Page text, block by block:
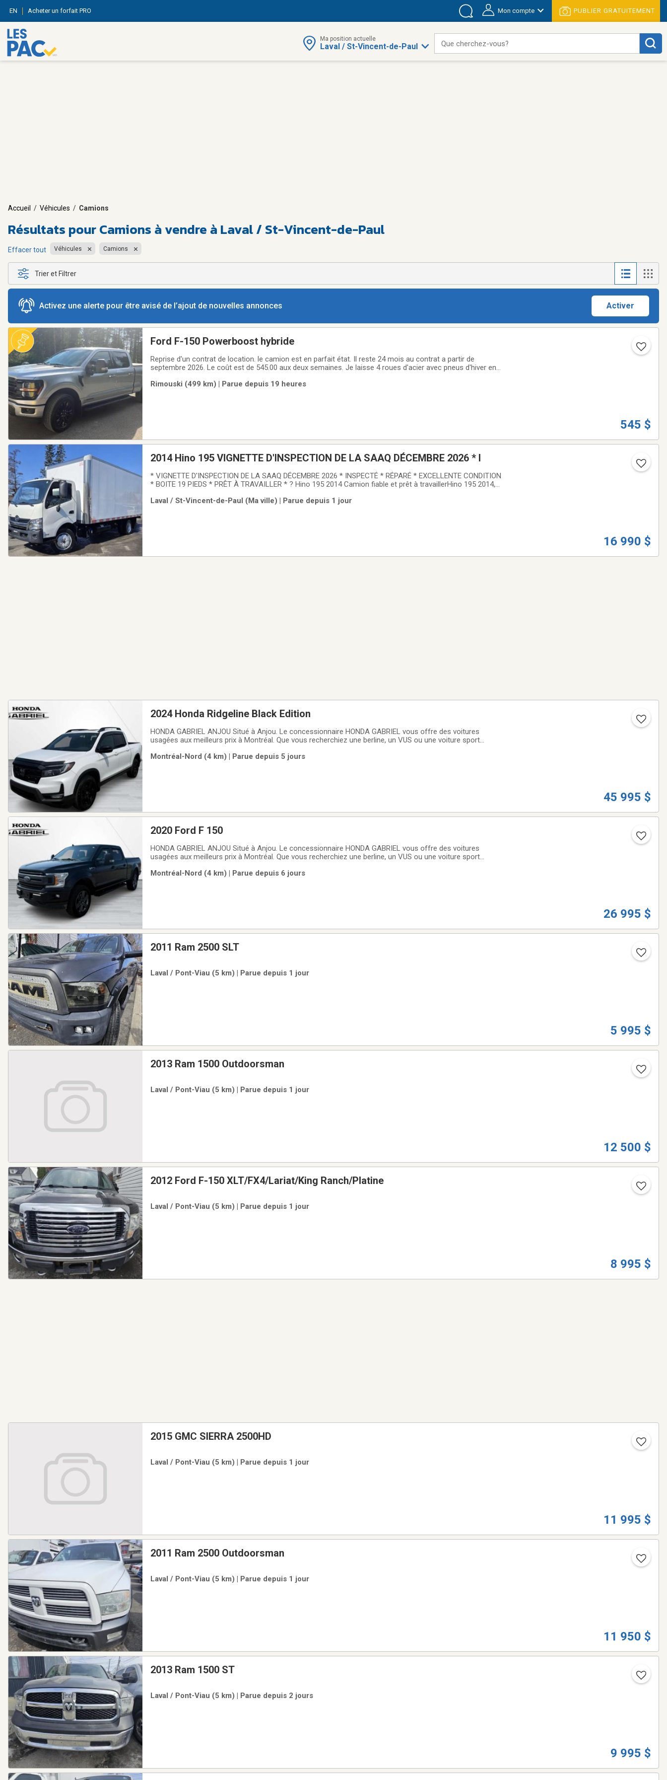
EN Acheter un forfait PRO Mon compte PUBLIER GRATUITEMENT
Ma position actuelle
Laval / St-Vincent-de-Paul Que cherchez-vous?
Accueil / Véhicules / Camions
Résultats pourCamions à vendre à Laval / St-Vincent-de-Paul
Effacer tout Véhicules Camions
Trier et Filtrer
Activez une alerte pour être avisé de l’ajout de nouvelles annonces Activer
Ford F-150 Powerboost hybride
Reprise d'un contrat de location. le camion est en parfait état. Il reste 24 mois au contrat a partir de
septembre 2026. Le coût est de 545.00 aux deux semaines. Je laisse 4 roues d'acier avec pneus d'hiver en
premier mois de location.
Rimouski (499 km) | Parue depuis 19 heures
545 $
2014 Hino 195 VIGNETTE D'INSPECTION DE LA SAAQ DÉCEMBRE 2026 * I
* VIGNETTE D'INSPECTION DE LA SAAQ DÉCEMBRE 2026 * INSPECTÉ * RÉPARÉ * EXCELLENTE CONDITION
* BOITE 19 PIEDS * PRÊT À TRAVAILLER * ? Hino 195 2014 Camion fiable et prêt à travaillerHino 195 2014,
livraison, le transport régional ou une
Laval / St-Vincent-de-Paul (Ma ville) | Parue depuis 1 jour
16 990 $
2024 Honda Ridgeline Black Edition
HONDA GABRIEL ANJOU Situé à Anjou. Le concessionnaire HONDA GABRIEL vous offre des voitures
usagées aux meilleurs prix à Montréal. Que vous recherchiez une berline, un VUS ou une voiture sport
notre succursale ou magasinez en ligne, vous y
Montréal-Nord (4 km) | Parue depuis 5 jours
45 995 $
2020 Ford F 150
HONDA GABRIEL ANJOU Situé à Anjou. Le concessionnaire HONDA GABRIEL vous offre des voitures
usagées aux meilleurs prix à Montréal. Que vous recherchiez une berline, un VUS ou une voiture sport
notre succursale ou magasinez en ligne, vous y
Montréal-Nord (4 km) | Parue depuis 6 jours
26 995 $
2011 Ram 2500 SLT
Laval / Pont-Viau (5 km) | Parue depuis 1 jour
5 995 $
2013 Ram 1500 Outdoorsman
Laval / Pont-Viau (5 km) | Parue depuis 1 jour
12 500 $
2012 Ford F-150 XLT/FX4/Lariat/King Ranch/Platine
Laval / Pont-Viau (5 km) | Parue depuis 1 jour
8 995 $
2015 GMC SIERRA 2500HD
Laval / Pont-Viau (5 km) | Parue depuis 1 jour
11 995 $
2011 Ram 2500 Outdoorsman
Laval / Pont-Viau (5 km) | Parue depuis 1 jour
11 950 $
2013 Ram 1500 ST
Laval / Pont-Viau (5 km) | Parue depuis 2 jours
9 995 $